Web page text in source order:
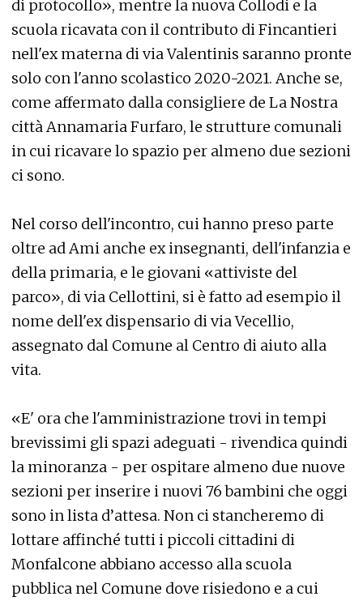
di protocollo», mentre la nuova Collodi e la
scuola ricavata con il contributo di Fincantieri
nell'ex materna di via Valentinis saranno pronte
solo con l'anno scolastico 2020-2021. Anche se,
come affermato dalla consigliere de La Nostra
città Annamaria Furfaro, le strutture comunali
in cui ricavare lo spazio per almeno due sezioni
ci sono.
Nel corso dell'incontro, cui hanno preso parte
oltre ad Ami anche ex insegnanti, dell'infanzia e
della primaria, e le giovani «attiviste del
parco», di via Cellottini, si è fatto ad esempio il
nome dell'ex dispensario di via Vecellio,
assegnato dal Comune al Centro di aiuto alla
vita.
«E' ora che l'amministrazione trovi in tempi
brevissimi gli spazi adeguati - rivendica quindi
la minoranza - per ospitare almeno due nuove
sezioni per inserire i nuovi 76 bambini che oggi
sono in lista d’attesa. Non ci stancheremo di
lottare affinché tutti i piccoli cittadini di
Monfalcone abbiano accesso alla scuola
pubblica nel Comune dove risiedono e a cui